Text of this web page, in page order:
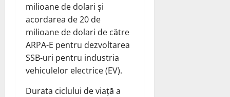
milioane de dolari și
acordarea de 20 de
milioane de dolari de către
ARPA-E pentru dezvoltarea
SSB-uri pentru industria
vehiculelor electrice (EV).
Durata ciclului de viață a